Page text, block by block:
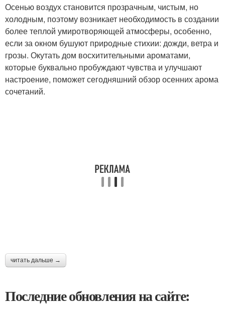
Осенью воздух становится прозрачным, чистым, но
холодным, поэтому возникает необходимость в создании
более теплой умиротворяющей атмосферы, особенно,
если за окном бушуют природные стихии: дожди, ветра и
грозы. Окутать дом восхитительными ароматами,
которые буквально пробуждают чувства и улучшают
настроение, поможет сегодняшний обзор осенних арома
сочетаний.
читать дальше →
Последние обновления на сайте: